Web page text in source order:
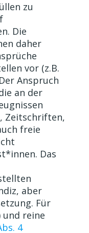
zu
Die
daher
vor (z.B.
Anspruch
an der
Zeitschriften,
freie
Das
aber
Für
und reine
4